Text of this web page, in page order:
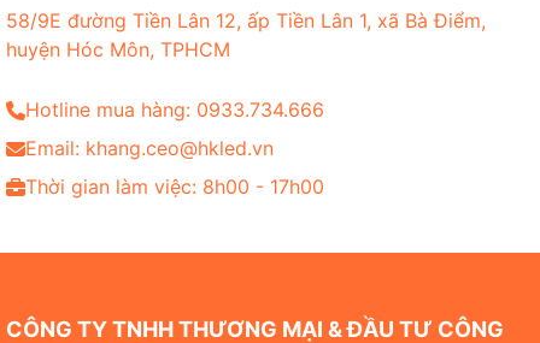
58/9E đường Tiền Lân 12, ấp Tiền Lân 1, xã Bà Điểm,
huyện Hóc Môn, TPHCM
Hotline mua hàng: 0933.734.666
Email: khang.ceo@hkled.vn
Thời gian làm việc: 8h00 - 17h00
CÔNG TY TNHH THƯƠNG MẠI & ĐẦU TƯ CÔNG